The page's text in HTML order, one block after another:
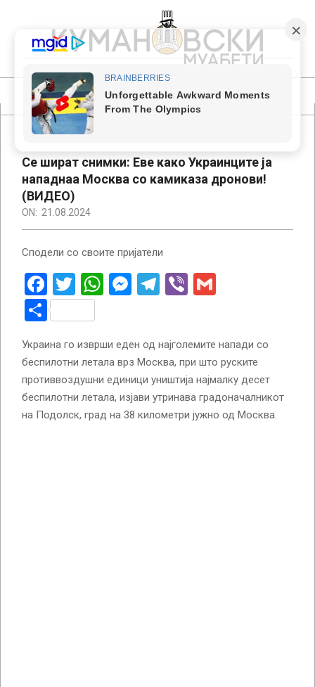
content
КУМАНОВСКИ
МУАБЕТИ
Primary
Navigation
Се шират снимки: Еве како Украинците ја
нападнаа Москва со камиказа дронови!
(ВИДЕО)
ON: 21.08.2024
Сподели со своите пријатели
Facebook
Twitter
WhatsApp
Messenger
Telegram
Viber
Share
Украина го изврши еден од најголемите напади со
беспилотни летала врз Москва, при што руските
противвоздушни единици уништија најмалку десет
беспилотни летала, изјави утринава градоначалникот
на Подолск, град на 38 километри јужно од Москва.